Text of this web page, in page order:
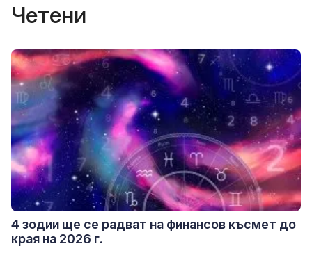
Четени
4 зодии ще се радват на финансов късмет до
края на 2026 г.